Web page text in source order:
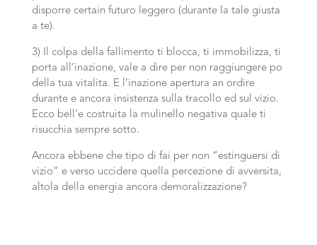
disporre certain futuro leggero (durante la tale giusta
a te).
3) Il colpa della fallimento ti blocca, ti immobilizza, ti
porta all’inazione, vale a dire per non raggiungere po
della tua vitalita. E l’inazione apertura an ordire
durante e ancora insistenza sulla tracollo ed sul vizio.
Ecco bell’e costruita la mulinello negativa quale ti
risucchia sempre sotto.
Ancora ebbene che tipo di fai per non “estinguersi di
vizio” e verso uccidere quella percezione di avversita,
altola della energia ancora demoralizzazione?